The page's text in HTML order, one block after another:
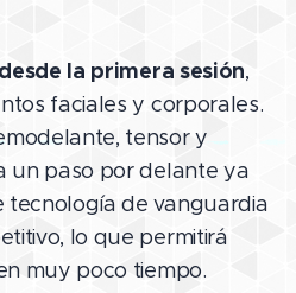
desde la primera sesión,
faciales y corporales.
tensor y
un paso por delante ya
de vanguardia
lo que permitirá
muy poco tiempo.